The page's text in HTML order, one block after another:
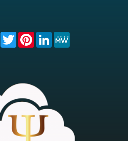
FacebookTwitterPinterest
LinkedIn